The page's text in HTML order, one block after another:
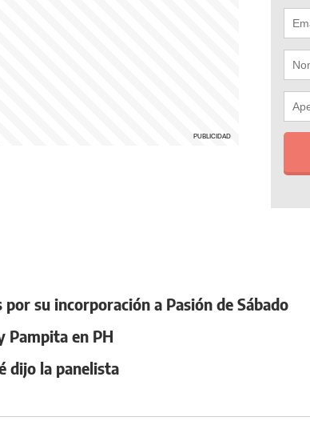
su incorporación a Pasión de Sábado
Pampita en PH
dijo la panelista